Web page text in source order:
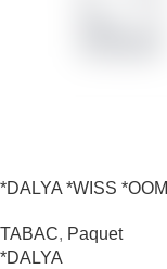
*DALYA *WISS *OOM
TABAC, Paquet
*DALYA